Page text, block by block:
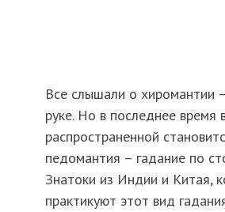
Все слышали о хиромантии
руке. Но в последнее время
распространенной
педомантия – гадание по
Знатоки из Индии и Китая,
практикуют этот вид